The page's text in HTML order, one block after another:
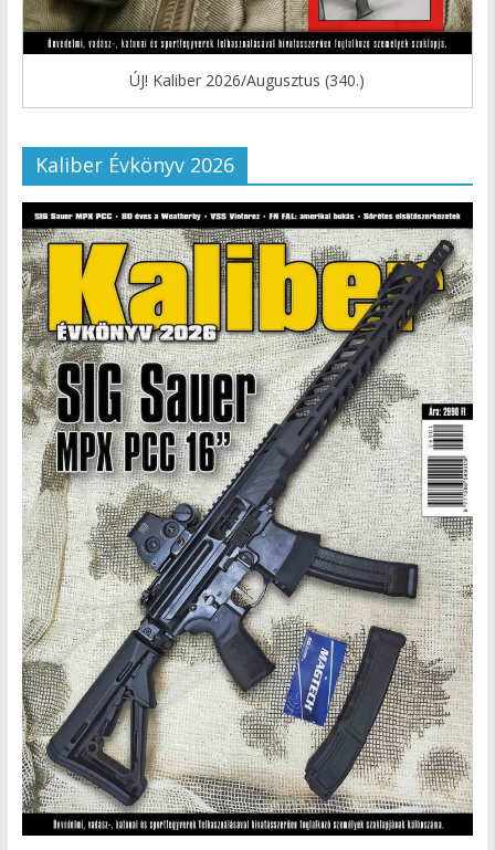
ÚJ! Kaliber 2026/Augusztus (340.)
Kaliber Évkönyv 2026